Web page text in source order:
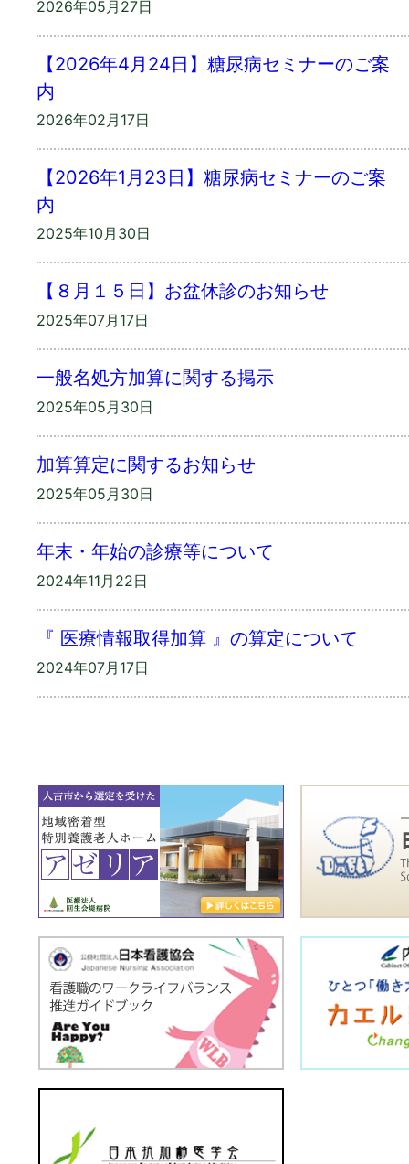
2026年05月27日
【2026年4月24日】糖尿病セミナーのご案
内
2026年02月17日
【2026年1月23日】糖尿病セミナーのご案
内
2025年10月30日
【８月１５日】お盆休診のお知らせ
2025年07月17日
一般名処方加算に関する掲示
2025年05月30日
加算算定に関するお知らせ
2025年05月30日
年末・年始の診療等について
2024年11月22日
『 医療情報取得加算 』の算定について
2024年07月17日